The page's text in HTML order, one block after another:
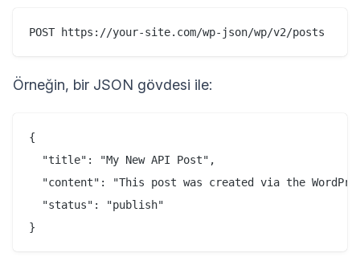
Örneğin, bir JSON gövdesi ile:
{
  "title": "My New API Post",
"content": "This post was created via the
  "status": "publish"